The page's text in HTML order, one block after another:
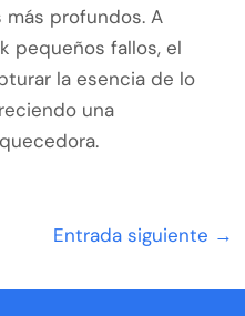
profundos. A
pequeños fallos, el
la esencia de lo
una
Entrada siguiente →